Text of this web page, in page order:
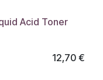
Acid Toner
12,70€